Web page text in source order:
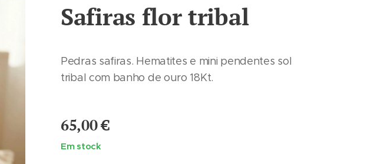
Safiras flor tribal
Pedras safiras. Hematites e mini pendentes sol
tribal com banho de ouro 18Kt.
65,00€
Em stock